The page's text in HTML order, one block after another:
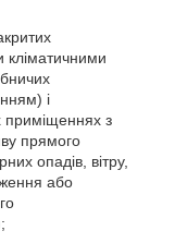
кліматичними
і
приміщеннях з
прямого
опадів, вітру,
або